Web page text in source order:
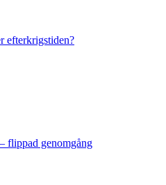
efterkrigstiden?
flippad genomgång